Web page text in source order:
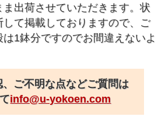
出荷させていただきます。状
て掲載しておりますので、ご
1鉢分ですのでお間違えないよ
ご不明な点などご質問は
info@u-yokoen.com